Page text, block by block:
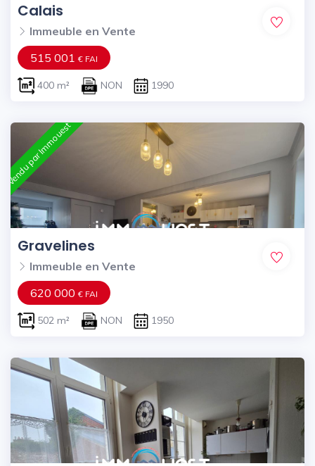
Calais
Immeuble en Vente
515 001€ FAI
400 m² NON 1990
Vendu par Immouest
Gravelines
Immeuble en Vente
620 000€ FAI
502 m² NON 1950